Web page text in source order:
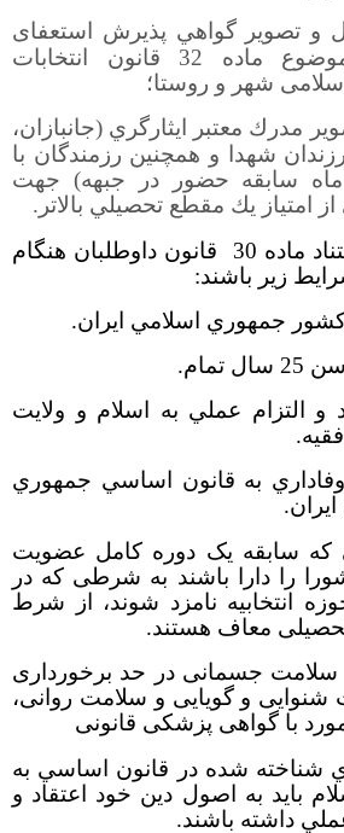
و تصوير گواهي پذيرش استعفای
مقامات موضوع ماده 32 قانون انتخابات
شهر و روستا؛
مدرك معتبر ايثارگري (جانبازان،
شهدا و همچنین رزمندگان با
6 ماه سابقه حضور در جبهه) جهت
امتياز يك مقطع تحصيلي بالاتر.
به استناد ماده 30 قانون داوطلبان هنگام
زير باشند:
كشور جمهوري اسلامي ايران.
تمام.
و التزام عملي به اسلام و ولايت
وفاداري به قانون اساسي جمهوري
كه سابقه یک دوره کامل عضویت
را دارا باشند به شرطی که در
انتخابیه نامزد شوند، از شرط
معاف هستند.
سلامت جسمانی در حد برخورداری
شنوایی و گویایی و سلامت روانی،
با گواهی پزشکی قانونی
شناخته شده در قانون اساسي به
بايد به اصول دين خود اعتقاد و
عملي داشته باشند.